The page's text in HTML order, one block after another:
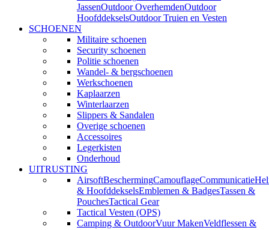
JassenOutdoor OverhemdenOutdoor
HoofddekselsOutdoor Truien en Vesten
SCHOENEN
Militaire schoenen
Security schoenen
Politie schoenen
Wandel- & bergschoenen
Werkschoenen
Kaplaarzen
Winterlaarzen
Slippers & Sandalen
Overige schoenen
Accessoires
Legerkisten
Onderhoud
UITRUSTING
AirsoftBeschermingCamouflageCommunicatie
& HoofddekselsEmblemen & BadgesTassen &
PouchesTactical Gear
Tactical Vesten (OPS)
Camping & OutdoorVuur MakenVeldflessen &